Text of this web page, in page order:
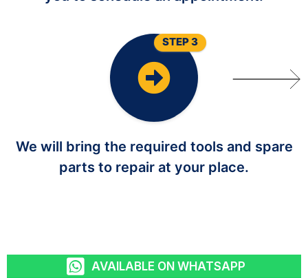
We will bring the required tools and spare
parts to repair at your place.
STEP 3
AVAILABLE ON WHATSAPP